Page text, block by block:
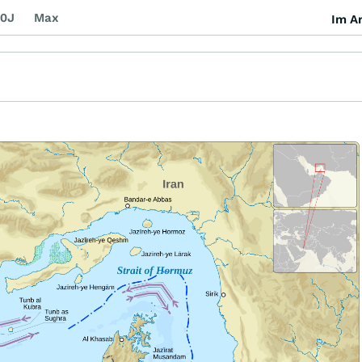
Max Im